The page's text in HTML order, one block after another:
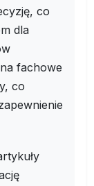
co
dla
fachowe
co